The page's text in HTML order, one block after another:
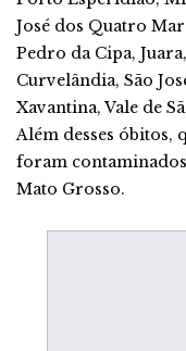
José dos Quatro
Pedro da Cipa,
Curvelândia, São
Xavantina, Vale de
Além desses óbitos,
foram
Mato Grosso.